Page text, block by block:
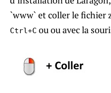
`www` et coller le fichier
Ctrl+C ou ou avec la